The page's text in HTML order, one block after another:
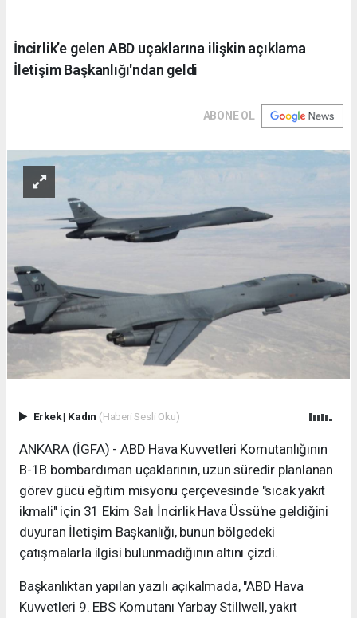
İncirlik’e gelen ABD uçaklarına ilişkin açıklama
İletişim Başkanlığı'ndan geldi
ABONE OL
Erkek| Kadın (Haberi Sesli Oku)
ANKARA (İGFA) - ABD Hava Kuvvetleri Komutanlığının
B-1B bombardıman uçaklarının, uzun süredir planlanan
görev gücü eğitim misyonu çerçevesinde "sıcak yakıt
ikmali" için 31 Ekim Salı İncirlik Hava Üssü'ne geldiğini
duyuran İletişim Başkanlığı, bunun bölgedeki
çatışmalarla ilgisi bulunmadığının altını çizdi.
Başkanlıktan yapılan yazılı açıkalmada, "ABD Hava
Kuvvetleri 9. EBS Komutanı Yarbay Stillwell, yakıt